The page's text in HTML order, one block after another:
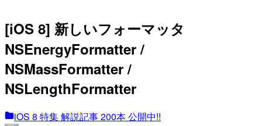
[iOS 8] 新しいフォーマッタ
NSEnergyFormatter /
NSMassFormatter /
NSLengthFormatter
iOS 8 特集 解説記事 200本 公開中!!